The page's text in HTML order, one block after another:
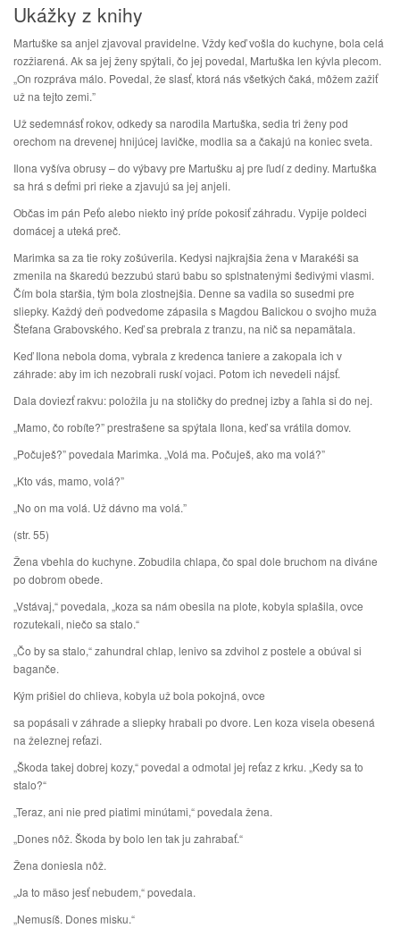
Ukážky z knihy
Martuške sa anjel zjavoval pravidelne. Vždy keď vošla do kuchyne, bola celá
rozžiarená. Ak sa jej ženy spýtali, čo jej povedal, Martuška len kývla plecom.
„On rozpráva málo. Povedal, že slasť, ktorá nás všetkých čaká, môžem zažiť
už na tejto zemi.”
Už sedemnásť rokov, odkedy sa narodila Martuška, sedia tri ženy pod
orechom na drevenej hnijúcej lavičke, modlia sa a čakajú na koniec sveta.
Ilona vyšíva obrusy – do výbavy pre Martušku aj pre ľudí z dediny. Martuška
sa hrá s deťmi pri rieke a zjavujú sa jej anjeli.
Občas im pán Peťo alebo niekto iný príde pokosiť záhradu. Vypije poldeci
domácej a uteká preč.
Marimka sa za tie roky zošúverila. Kedysi najkrajšia žena v Marakéši sa
zmenila na škaredú bezzubú starú babu so splstnatenými šedivými vlasmi.
Čím bola staršia, tým bola zlostnejšia. Denne sa vadila so susedmi pre
sliepky. Každý deň podvedome zápasila s Magdou Balickou o svojho muža
Štefana Grabovského. Keď sa prebrala z tranzu, na nič sa nepamätala.
Keď Ilona nebola doma, vybrala z kredenca taniere a zakopala ich v
záhrade: aby im ich nezobrali ruskí vojaci. Potom ich nevedeli nájsť.
Dala doviezť rakvu: položila ju na stoličky do prednej izby a ľahla si do nej.
„Mamo, čo robíte?” prestrašene sa spýtala Ilona, keď sa vrátila domov.
„Počuješ?” povedala Marimka. „Volá ma. Počuješ, ako ma volá?”
„Kto vás, mamo, volá?”
„No on ma volá. Už dávno ma volá.”
(str. 55)
Žena vbehla do kuchyne. Zobudila chlapa, čo spal dole bruchom na diváne
po dobrom obede.
„Vstávaj,“ povedala, „koza sa nám obesila na plote, kobyla splašila, ovce
rozutekali, niečo sa stalo.“
„Čo by sa stalo,“ zahundral chlap, lenivo sa zdvihol z postele a obúval si
baganče.
Kým prišiel do chlieva, kobyla už bola pokojná, ovce
sa popásali v záhrade a sliepky hrabali po dvore. Len koza visela obesená
na železnej reťazi.
„Škoda takej dobrej kozy,“ povedal a odmotal jej reťaz z krku. „Kedy sa to
stalo?“
„Teraz, ani nie pred piatimi minútami,“ povedala žena.
„Dones nôž. Škoda by bolo len tak ju zahrabať.“
Žena doniesla nôž.
„Ja to mäso jesť nebudem,“ povedala.
„Nemusíš. Dones misku.“